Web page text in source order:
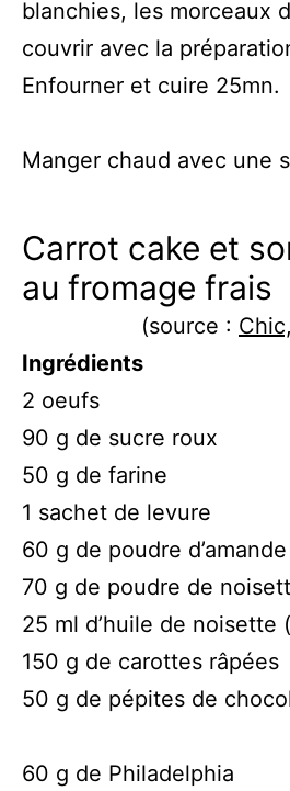
blanchies, les morceaux
couvrir avec la
Enfourner et cuire 25mn.
Manger chaud avec une
Carrot cake et
au fromage frais
(source :
Ingrédients
2 oeufs
90 g de sucre roux
50 g de farine
1 sachet de levure
60 g de poudre d’amande
70 g de poudre de
25 ml d’huile de noisette
150 g de carottes râpées
50 g de pépites de
60 g de Philadelphia